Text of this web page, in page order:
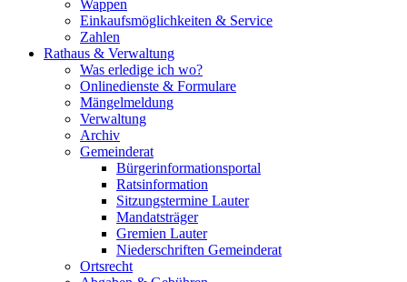
Wappen
Einkaufsmöglichkeiten & Service
Zahlen
Rathaus & Verwaltung
Was erledige ich wo?
Onlinedienste & Formulare
Mängelmeldung
Verwaltung
Archiv
Gemeinderat
Bürgerinformationsportal
Ratsinformation
Sitzungstermine Lauter
Mandatsträger
Gremien Lauter
Niederschriften Gemeinderat
Ortsrecht